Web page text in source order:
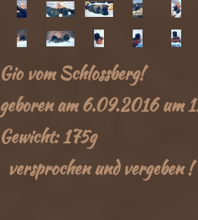
Gio vom Schlossberg!
geboren am 6.09.2016 um
Gewicht: 175g
versprochen und vergeben !